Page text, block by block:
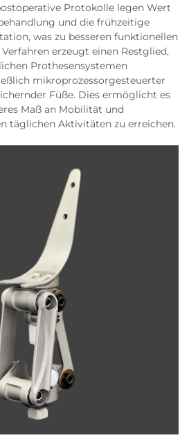
Protokolle legen Wert
und die frühzeitige
was zu besseren funktionellen
erzeugt einen Restglied,
Prothesensystemen
mikroprozessorgesteuerter
Füße. Dies ermöglicht es
Maß an Mobilität und
täglichen Aktivitäten zu erreichen.